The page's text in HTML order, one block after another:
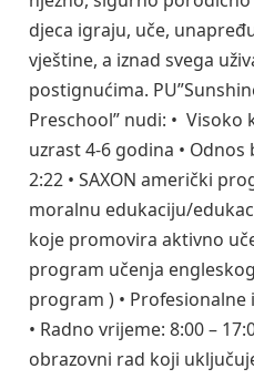
djeca igraju, uče,
vještine, a iznad svega
postignućima.
Preschool” nudi: •
uzrast 4-6 godina •
2:22 • SAXON američki
moralnu edukaciju/
koje promovira aktivno
program učenja
program ) •
• Radno vrijeme: 8:00 –
obrazovni rad koji